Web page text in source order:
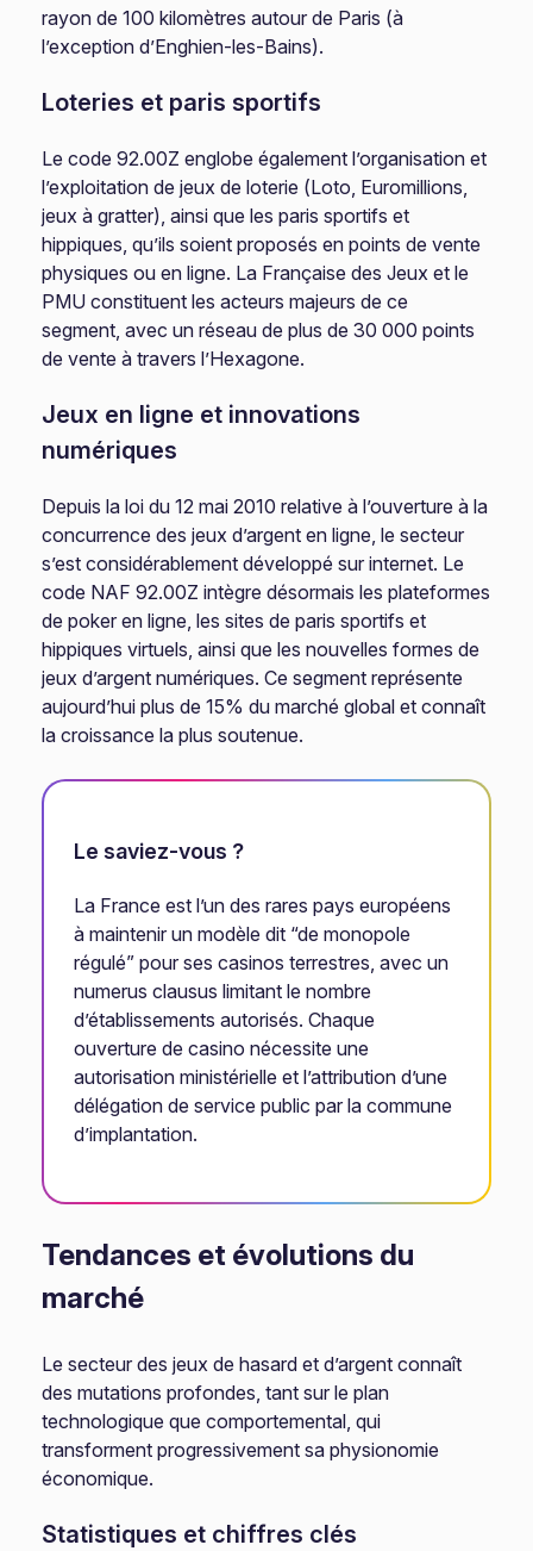
rayon de 100 kilomètres autour de Paris (à
l’exception d’Enghien-les-Bains).
Loteries et paris sportifs
Le code 92.00Z englobe également l’organisation et
l’exploitation de jeux de loterie (Loto, Euromillions,
jeux à gratter), ainsi que les paris sportifs et
hippiques, qu’ils soient proposés en points de vente
physiques ou en ligne. La Française des Jeux et le
PMU constituent les acteurs majeurs de ce
segment, avec un réseau de plus de 30 000 points
de vente à travers l’Hexagone.
Jeux en ligne et innovations
numériques
Depuis la loi du 12 mai 2010 relative à l’ouverture à la
concurrence des jeux d’argent en ligne, le secteur
s’est considérablement développé sur internet. Le
code NAF 92.00Z intègre désormais les plateformes
de poker en ligne, les sites de paris sportifs et
hippiques virtuels, ainsi que les nouvelles formes de
jeux d’argent numériques. Ce segment représente
aujourd’hui plus de 15% du marché global et connaît
la croissance la plus soutenue.
Le saviez-vous ?
La France est l’un des rares pays européens
à maintenir un modèle dit “de monopole
régulé” pour ses casinos terrestres, avec un
numerus clausus limitant le nombre
d’établissements autorisés. Chaque
ouverture de casino nécessite une
autorisation ministérielle et l’attribution d’une
délégation de service public par la commune
d’implantation.
Tendances et évolutions du
marché
Le secteur des jeux de hasard et d’argent connaît
des mutations profondes, tant sur le plan
technologique que comportemental, qui
transforment progressivement sa physionomie
économique.
Statistiques et chiffres clés